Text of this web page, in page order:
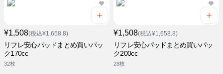
¥1,508(税込¥1,658.8)
リフレ安心パッドまとめ買いパッ
ク170cc
32枚
¥1,508(税込¥1,658.8)
リフレ安心パッドまとめ買いパッ
ク200cc
28枚